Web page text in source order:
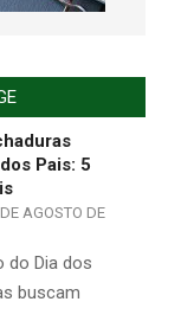
Pais: 5
AGOSTO DE
do Dia dos
buscam